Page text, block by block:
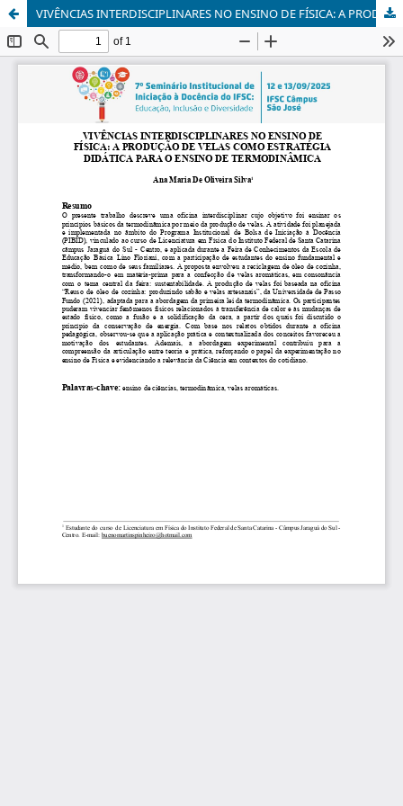
VIVÊNCIAS INTERDISCIPLINARES NO ENSINO DE FÍSICA: A PRODUÇÃO DE VELAS COMO ESTRATÉGIA DIDÁTICA PARA O ENSINO DE TERMODINÂMICA